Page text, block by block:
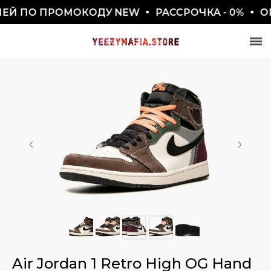
ПО ПРОМОКОДУ NEW РАССРОЧКА - 0%
СКИДКА 7777₽ ПО ПРОМОКОДУ BLACKFRIDAY
Air Jordan 1 Retro High OG Hand